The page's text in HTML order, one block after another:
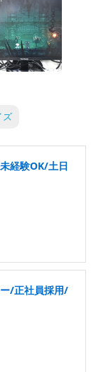
ズ
経験OK/土日
/正社員採用/